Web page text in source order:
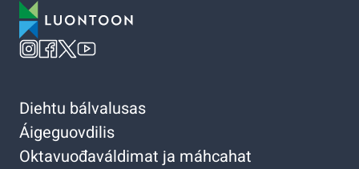
Diehtu bálvalusas
Áigeguovdilis
Oktavuođaváldimat ja máhcahat